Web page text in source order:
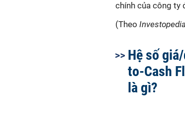
chính của công ty
(Theo
Hệ số
to-Cash
là gì?